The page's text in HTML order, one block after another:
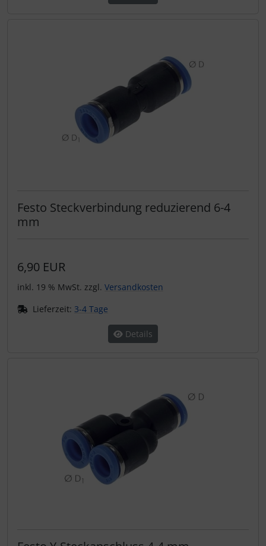
Festo Steckverbindung reduzierend 6-4
mm
6,90 EUR
inkl. 19 % MwSt. zzgl. Versandkosten
Lieferzeit: 3-4 Tage
Details